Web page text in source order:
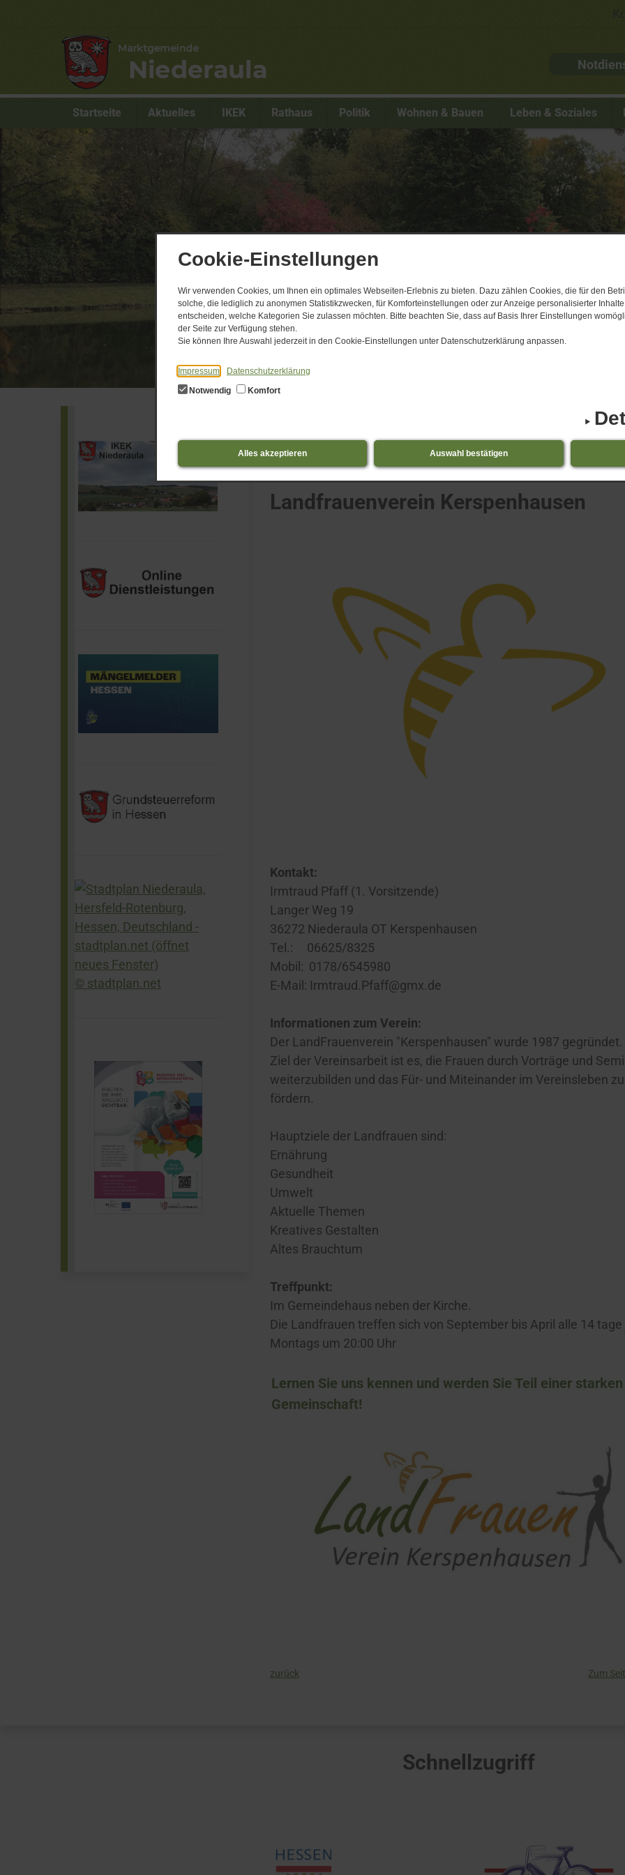
Cookie-Einstellungen
Wir verwenden Cookies, um Ihnen ein optimales Webseiten-Erlebnis zu bieten. Dazu zählen Cookies, die für den
solche, die lediglich zu anonymen Statistikzwecken, für Komforteinstellungen oder zur Anzeige personalisierter
entscheiden, welche Kategorien Sie zulassen möchten. Bitte beachten Sie, dass auf Basis Ihrer Einstellungen
der Seite zur Verfügung stehen.
Sie können Ihre Auswahl jederzeit in den Cookie-Einstellungen unter Datenschutzerklärung anpassen.
Impressum
Datenschutzerklärung
Notwendig
Komfort
Alles akzeptieren Auswahl bestätigen
Startseite Aktuelles IKEK Rathaus Politik Wohnen & Bauen Leben & Soziales
© stadtplan.net
Start
Landfrauenverein Kerspenhausen
Kontakt:
Irmtraud Pfaff (1. Vorsitzende)
Langer Weg 19
36272 Niederaula OT Kerspenhausen
Tel.: 06625/8325
Mobil: 0178/6545980
E-Mail: Irmtraud.Pfaff@gmx.de
Informationen zum Verein:
Der LandFrauenverein "Kerspenhausen" wurde 1987 gegründet.
Ziel der Vereinsarbeit ist es, die Frauen durch Vorträge und
weiterzubilden und das Für- und Miteinander im Vereinsleben zu
fördern.
Hauptziele der Landfrauen sind:
Ernährung
Gesundheit
Umwelt
Aktuelle Themen
Kreatives Gestalten
Altes Brauchtum
Treffpunkt:
Im Gemeindehaus neben der Kirche.
Die Landfrauen treffen sich von September bis April alle 14
Montags um 20:00 Uhr
Lernen Sie uns kennen und werden Sie Teil einer starken
Gemeinschaft!
zurück Zum
Schnellzugriff